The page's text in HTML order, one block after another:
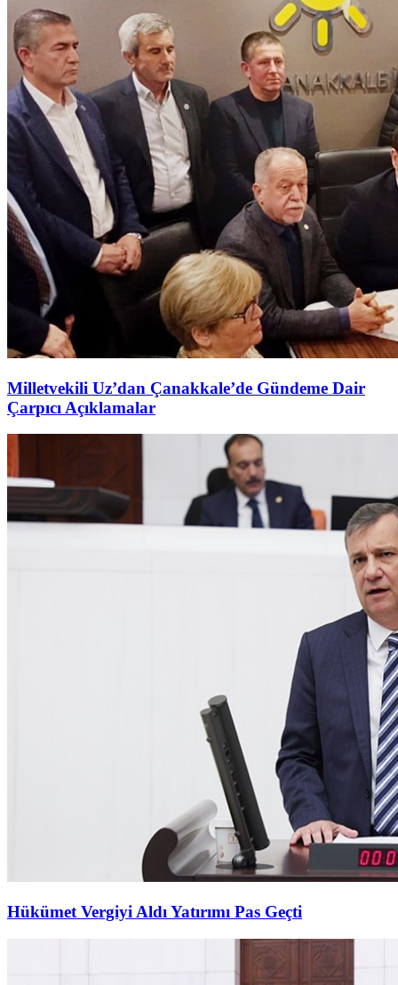
Milletvekili Uz’dan Çanakkale’de Gündeme Dair
Çarpıcı Açıklamalar
Hükümet Vergiyi Aldı Yatırımı Pas Geçti